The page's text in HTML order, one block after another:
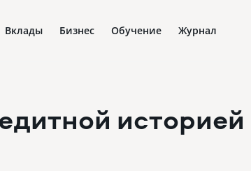
Вклады Бизнес Обучение Журнал
историей